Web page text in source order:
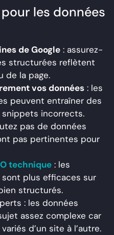
les données
de Google : assurez-
structurées reflètent
de la page.
vos données : les
peuvent entraîner des
incorrects.
pas de données
pas pertinentes pour
technique : les
plus efficaces sur
structurés.
: les données
assez complexe car
d’un site à l’autre.